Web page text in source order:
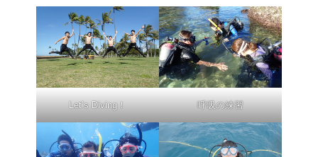
Let’s Diving！ 呼吸の練習